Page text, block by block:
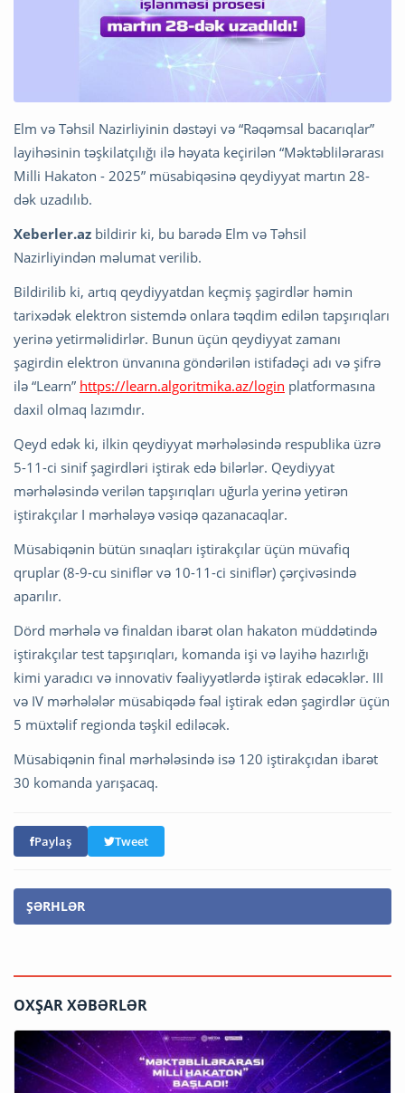
Elm və Təhsil Nazirliyinin dəstəyi və “Rəqəmsal bacarıqlar”
layihəsinin təşkilatçılığı ilə həyata keçirilən “Məktəblilərarası
Milli Hakaton - 2025” müsabiqəsinə qeydiyyat martın 28-
dək uzadılıb.
Xeberler.az bildirir ki, bu barədə Elm və Təhsil
Nazirliyindən məlumat verilib.
Bildirilib ki, artıq qeydiyyatdan keçmiş şagirdlər həmin
tarixədək elektron sistemdə onlara təqdim edilən tapşırıqları
yerinə yetirməlidirlər. Bunun üçün qeydiyyat zamanı
şagirdin elektron ünvanına göndərilən istifadəçi adı və şifrə
ilə “Learn” https://learn.algoritmika.az/login platformasına
daxil olmaq lazımdır.
Qeyd edək ki, ilkin qeydiyyat mərhələsində respublika üzrə
5-11-ci sinif şagirdləri iştirak edə bilərlər. Qeydiyyat
mərhələsində verilən tapşırıqları uğurla yerinə yetirən
iştirakçılar I mərhələyə vəsiqə qazanacaqlar.
Müsabiqənin bütün sınaqları iştirakçılar üçün müvafiq
qruplar (8-9-cu siniflər və 10-11-ci siniflər) çərçivəsində
aparılır.
Dörd mərhələ və finaldan ibarət olan hakaton müddətində
iştirakçılar test tapşırıqları, komanda işi və layihə hazırlığı
kimi yaradıcı və innovativ fəaliyyətlərdə iştirak edəcəklər. III
və IV mərhələlər müsabiqədə fəal iştirak edən şagirdlər üçün
5 müxtəlif regionda təşkil ediləcək.
Müsabiqənin final mərhələsində isə 120 iştirakçıdan ibarət
30 komanda yarışacaq.
Paylaş Tweet
ŞƏRHLƏR
OXŞAR XƏBƏRLƏR